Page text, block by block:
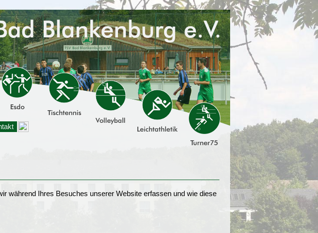
während Ihres Besuches unserer Website erfassen und wie diese